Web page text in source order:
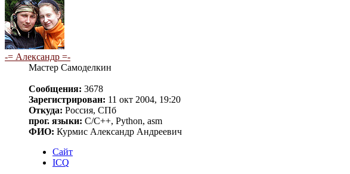
-= Александр =-
Мастер Самоделкин
Сообщения: 3678
Зарегистрирован: 11 окт 2004, 19:20
Откуда: Россия, СПб
прог. языки: C/C++, Python, asm
ФИО: Курмис Александр Андреевич
Сайт
ICQ